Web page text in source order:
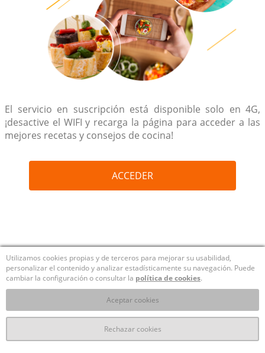
Utilizamos cookies propias y de terceros para mejorar su usabilidad,
personalizar el contenido y analizar estadísticamente su navegación. Puede
cambiar la configuración o consultar la política de cookies.
Aceptar cookies
Rechazar cookies
El servicio en suscripción está disponible solo en 4G,
¡desactive el WIFI y recarga la página para acceder a las
mejores recetas y consejos de cocina!
ACCEDER